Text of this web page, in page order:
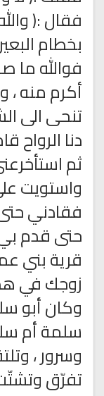
فقال :(
بخطام
فوالله ما
أكرم منه ،
تنحى الى
دنا الرواح
ثم
واستويت
فقادني
حتى قدم بي
قرية بني
زوجك في
وكان أبو
سلمة أم
وسرور ،
تفرّق